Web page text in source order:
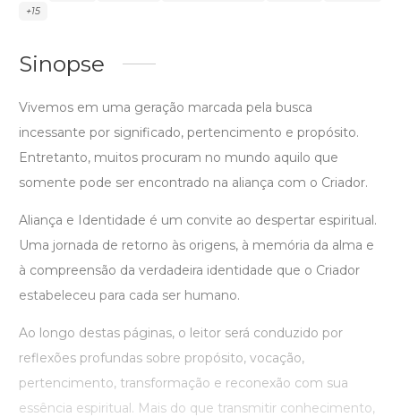
+15
Sinopse
Vivemos em uma geração marcada pela busca
incessante por significado, pertencimento e propósito.
Entretanto, muitos procuram no mundo aquilo que
somente pode ser encontrado na aliança com o Criador.
Aliança e Identidade é um convite ao despertar espiritual.
Uma jornada de retorno às origens, à memória da alma e
à compreensão da verdadeira identidade que o Criador
estabeleceu para cada ser humano.
Ao longo destas páginas, o leitor será conduzido por
reflexões profundas sobre propósito, vocação,
pertencimento, transformação e reconexão com sua
essência espiritual. Mais do que transmitir conhecimento,